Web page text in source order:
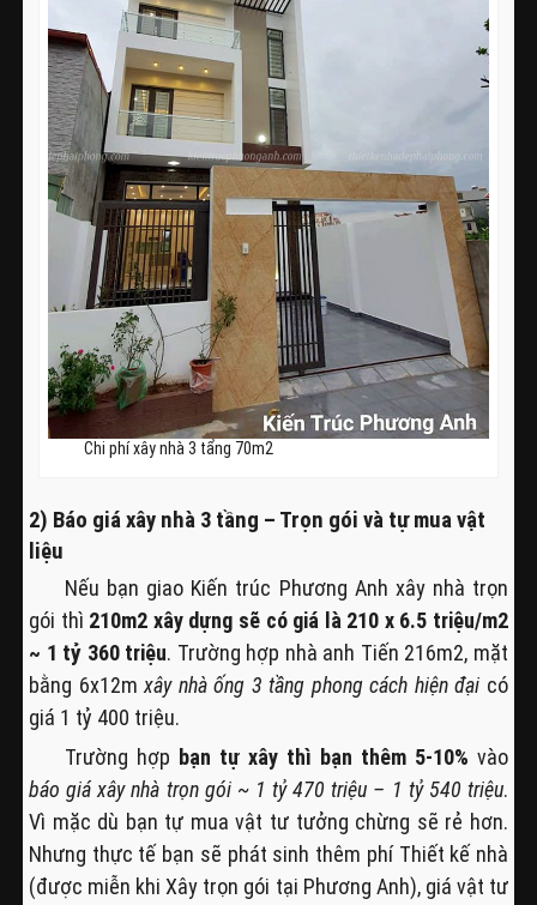
Chi phí xây nhà 3 tẩng 70m2
2) Báo giá xây nhà 3 tầng – Trọn gói và tự mua vật
liệu
Nếu bạn giao Kiến trúc Phương Anh xây nhà trọn
gói thì 210m2 xây dựng sẽ có giá là 210 x 6.5 triệu/m2
~ 1 tỷ 360 triệu. Trường hợp nhà anh Tiến 216m2, mặt
bằng 6x12mxây nhà ống 3 tầng phong cách hiện đại có
giá 1 tỷ 400 triệu.
Trường hợp bạn tự xây thì bạn thêm 5-10% vào
báo giá xây nhà trọn gói ~ 1 tỷ 470 triệu – 1 tỷ 540 triệu.
Vì mặc dù bạn tự mua vật tư tưởng chừng sẽ rẻ hơn.
Nhưng thực tế bạn sẽ phát sinh thêm phí Thiết kế nhà
(được miễn khi Xây trọn gói tại Phương Anh), giá vật tư